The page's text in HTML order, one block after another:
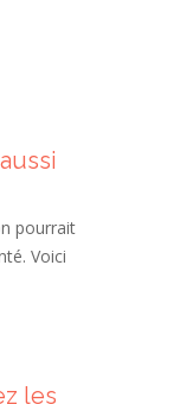
pourrait
Voici
les